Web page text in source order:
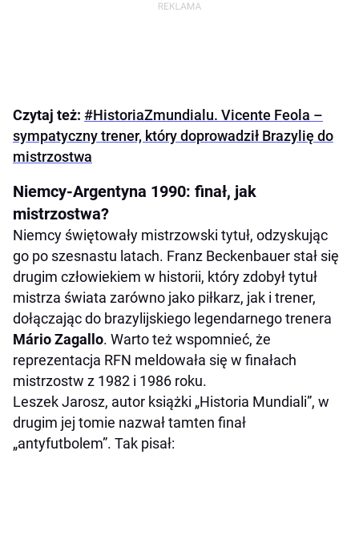
Czytaj też: #HistoriaZmundialu. Vicente Feola –
sympatyczny trener, który doprowadził Brazylię do
mistrzostwa
Niemcy-Argentyna 1990: finał, jak
mistrzostwa?
Niemcy świętowały mistrzowski tytuł, odzyskując
go po szesnastu latach. Franz Beckenbauer stał się
drugim człowiekiem w historii, który zdobył tytuł
mistrza świata zarówno jako piłkarz, jak i trener,
dołączając do brazylijskiego legendarnego trenera
Mário Zagallo. Warto też wspomnieć, że
reprezentacja RFN meldowała się w finałach
mistrzostw z 1982 i 1986 roku.
Leszek Jarosz, autor książki „Historia Mundiali”, w
drugim jej tomie nazwał tamten finał
„antyfutbolem”. Tak pisał: